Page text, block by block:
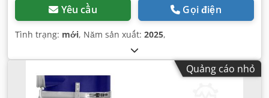
Yêu cầu Gọi điện
Tình trạng: mới, Năm sản xuất: 2025,
Quảng cáo nhỏ